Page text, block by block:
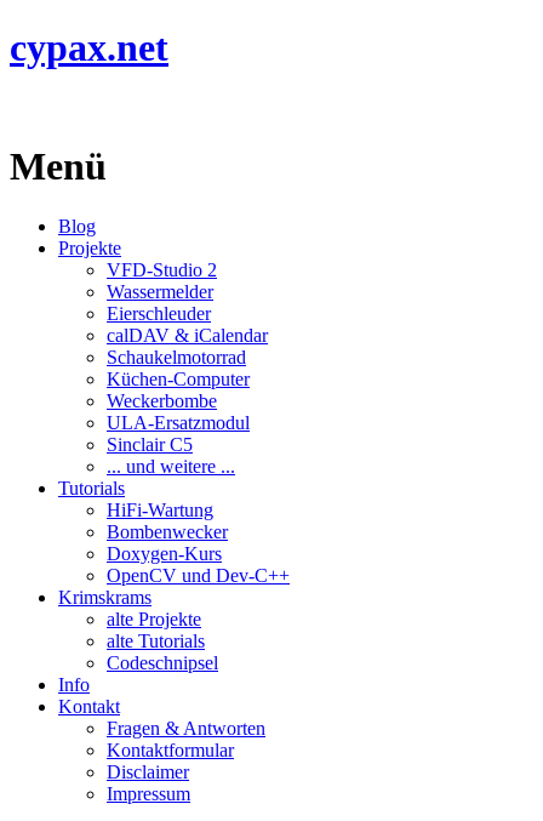
cypax.net
Menü
Blog
Projekte
VFD-Studio 2
Wassermelder
Eierschleuder
calDAV & iCalendar
Schaukelmotorrad
Küchen-Computer
Weckerbombe
ULA-Ersatzmodul
Sinclair C5
... und weitere ...
Tutorials
HiFi-Wartung
Bombenwecker
Doxygen-Kurs
OpenCV und Dev-C++
Krimskrams
alte Projekte
alte Tutorials
Codeschnipsel
Info
Kontakt
Fragen & Antworten
Kontaktformular
Disclaimer
Impressum